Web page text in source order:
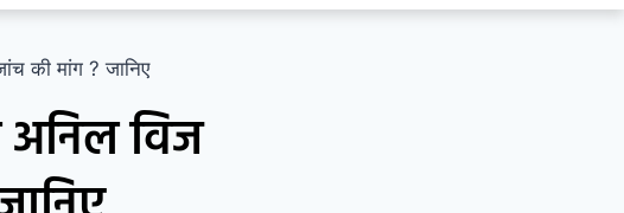
की मांग ? जानिए
विज